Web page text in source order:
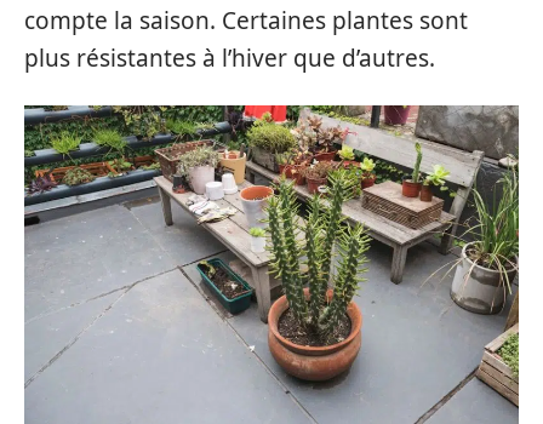
compte la saison. Certaines plantes sont
plus résistantes à l’hiver que d’autres.